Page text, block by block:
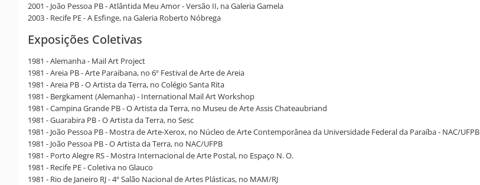
2001 - João Pessoa PB - Atlântida Meu Amor - Versão II, na Galeria Gamela
2003 - Recife PE - A Esfinge, na Galeria Roberto Nóbrega
Exposições Coletivas
1981 - Alemanha - Mail Art Project
1981 - Areia PB - Arte Paraibana, no 6º Festival de Arte de Areia
1981 - Areia PB - O Artista da Terra, no Colégio Santa Rita
1981 - Bergkament (Alemanha) - International Mail Art Workshop
1981 - Campina Grande PB - O Artista da Terra, no Museu de Arte Assis Chateaubriand
1981 - Guarabira PB - O Artista da Terra, no Sesc
1981 - João Pessoa PB - Mostra de Arte-Xerox, no Núcleo de Arte Contemporânea da Universidade Federal da Paraíba - NAC/UFPB
1981 - João Pessoa PB - O Artista da Terra, no NAC/UFPB
1981 - Porto Alegre RS - Mostra Internacional de Arte Postal, no Espaço N. O.
1981 - Recife PE - Coletiva no Glauco
1981 - Rio de Janeiro RJ - 4º Salão Nacional de Artes Plásticas, no MAM/RJ